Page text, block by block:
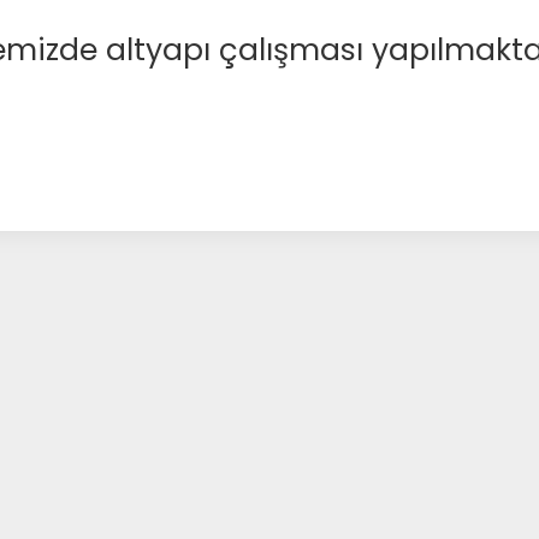
altyapı çalışması